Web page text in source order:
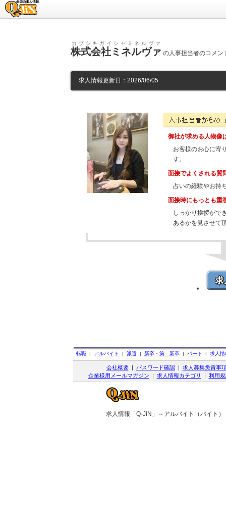
株式会社ミネルヴァ
カブシキガイシャミネルヴァ
の人事担当者のコメ
求人情報のQ-JiN
求人情報更新日：2026/06/05
御社が求める人物像
お客様のお心に寄
す。
面接でよくされる質
占いの経験やお持
面接時にもっとも重
しっかり挨拶がで
あるかを見させて
転職| アルバイト | 派遣 | 新卒・第二新卒| パート | 求人情
会社概要| パスワード確認| 求人募集免責事
企業様用メールマガジン | 求人情報カテゴリ | 利用
求人情報「Q-JiN」～アルバイト（バイト